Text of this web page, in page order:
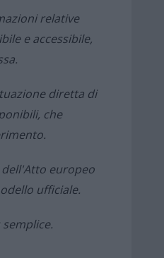
relative
e accessibile,
diretta di
che
europeo
ufficiale.